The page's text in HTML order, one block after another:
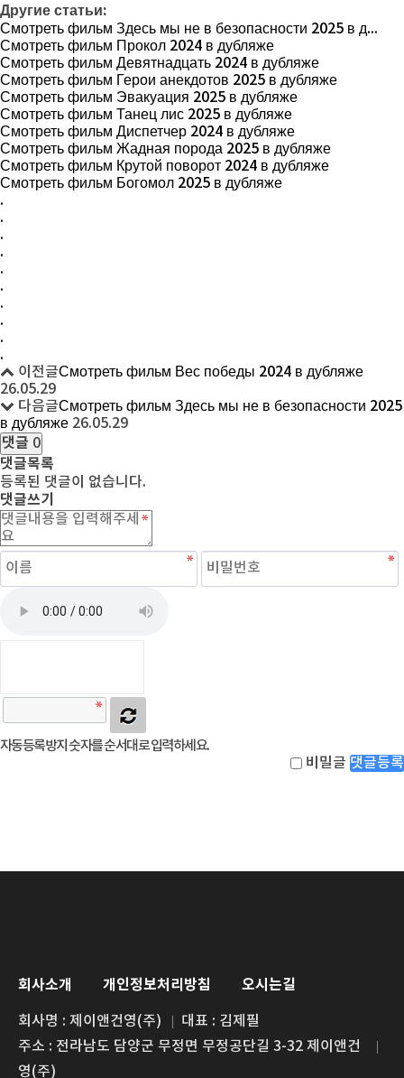
Другие статьи:
Смотреть фильм Здесь мы не в безопасности 2025 в д...
Смотреть фильм Прокол 2024 в дубляже
Смотреть фильм Девятнадцать 2024 в дубляже
Смотреть фильм Герои анекдотов 2025 в дубляже
Смотреть фильм Эвакуация 2025 в дубляже
Смотреть фильм Танец лис 2025 в дубляже
Смотреть фильм Диспетчер 2024 в дубляже
Смотреть фильм Жадная порода 2025 в дубляже
Смотреть фильм Крутой поворот 2024 в дубляже
Смотреть фильм Богомол 2025 в дубляже
.
.
.
.
.
.
.
.
.
.
이전글Смотреть фильм Вес победы 2024 в дубляже
26.05.29
다음글Смотреть фильм Здесь мы не в безопасности 2025
в дубляже 26.05.29
댓글 0
댓글목록
등록된 댓글이 없습니다.
댓글쓰기
자동등록방지 숫자를 순서대로 입력하세요.
비밀글 댓글등록
회사소개 개인정보처리방침 오시는길
회사명 : 제이앤건영(주)
대표 : 김제필
주소 : 전라남도 담양군 무정면 무정공단길 3-32 제이앤건
영(주)